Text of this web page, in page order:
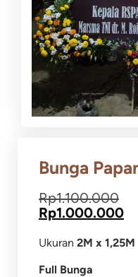
Bunga
Rp1.100.000
Rp1.000.000
Ukuran 2M x 1,25M
Full Bunga